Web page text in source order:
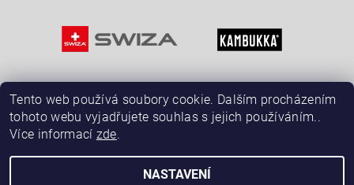
Tento web používá soubory cookie. Dalším procházením
tohoto webu vyjadřujete souhlas s jejich používáním..
Více informací zde.
NASTAVENÍ